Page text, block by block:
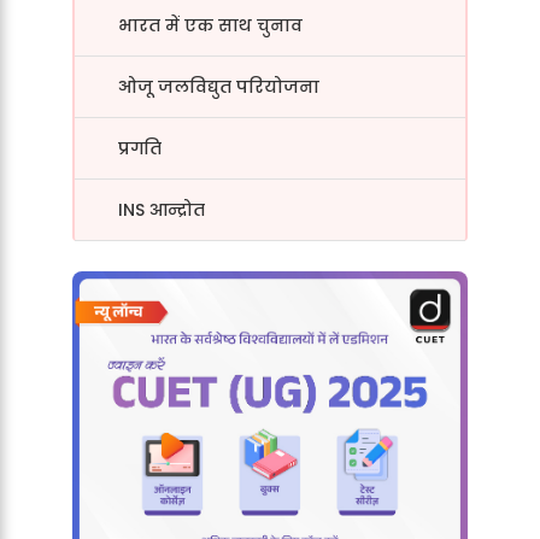
भारत में एक साथ चुनाव
ओजू जलविद्युत परियोजना
प्रगति
INS आन्द्रोत